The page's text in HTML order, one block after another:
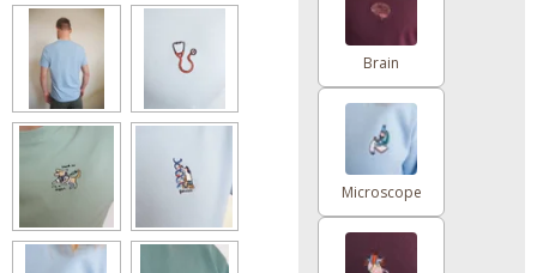
Brain
Microscope